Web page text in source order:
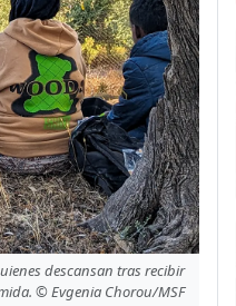
descansan tras recibir
© Evgenia Chorou/MSF